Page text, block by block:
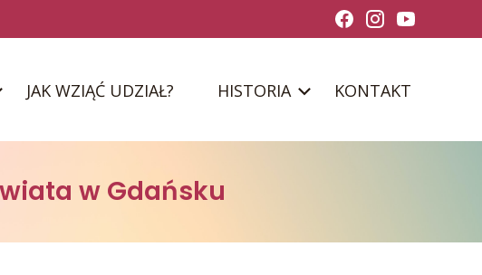
JAK WZIĄĆ UDZIAŁ? HISTORIA KONTAKT
w Gdańsku